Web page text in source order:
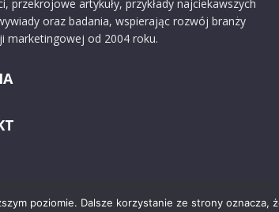
przekrojowe artykuły, przykłady najciekawszych
oraz badania, wspierając rozwój branży
marketingowej od 2004 roku.
poziomie. Dalsze korzystanie ze strony oznacza,